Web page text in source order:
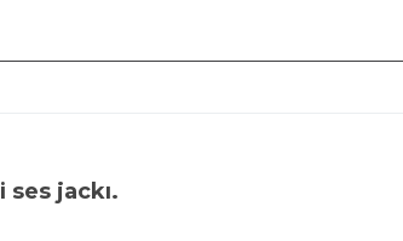
jackı.